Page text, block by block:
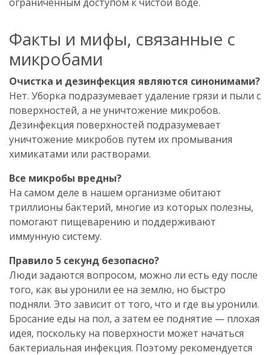
Факты и мифы, связанные с
микробами
Очистка и дезинфекция являются синонимами?
Нет. Уборка подразумевает удаление грязи и пыли с
поверхностей, а не уничтожение микробов.
Дезинфекция поверхностей подразумевает
уничтожение микробов путем их промывания
химикатами или растворами.
Все микробы вредны?
На самом деле в нашем организме обитают
триллионы бактерий, многие из которых полезны,
помогают пищеварению и поддерживают
иммунную систему.
Правило 5 секунд безопасно?
Люди задаются вопросом, можно ли есть еду после
того, как вы уронили ее на землю, но быстро
подняли. Это зависит от того, что и где вы уронили.
Бросание еды на пол, а затем ее поднятие — плохая
идея, поскольку на поверхности может начаться
бактериальная инфекция. Поэтому рекомендуется